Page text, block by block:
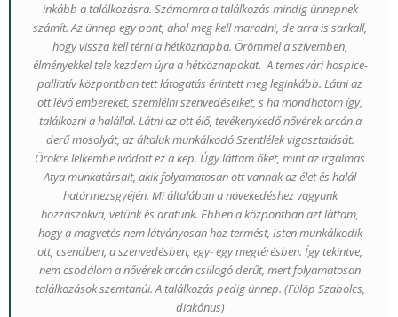
inkább a találkozásra. Számomra a találkozás mindig ünnepnek
számít. Az ünnep egy pont, ahol meg kell maradni, de arra is sarkall,
hogy vissza kell térni a hétköznapba. Örömmel a szívemben,
élményekkel tele kezdem újra a hétköznapokat. A temesvári hospice-
palliatív központban tett látogatás érintett meg leginkább. Látni az
ott lévő embereket, szemlélni szenvedéseiket, s ha mondhatom így,
találkozni a halállal. Látni az ott élő, tevékenykedő nővérek arcán a
derű mosolyát, az általuk munkálkodó Szentlélek vigasztalását.
Örökre lelkembe ivódott ez a kép. Úgy láttam őket, mint az irgalmas
Atya munkatársait, akik folyamatosan ott vannak az élet és halál
határmezsgyéjén. Mi általában a növekedéshez vagyunk
hozzászokva, vetünk és aratunk. Ebben a központban azt láttam,
hogy a magvetés nem látványosan hoz termést, Isten munkálkodik
ott, csendben, a szenvedésben, egy- egy megtérésben. Így tekintve,
nem csodálom a nővérek arcán csillogó derűt, mert folyamatosan
találkozások szemtanúi. A találkozás pedig ünnep. (Fülöp Szabolcs,
diakónus)